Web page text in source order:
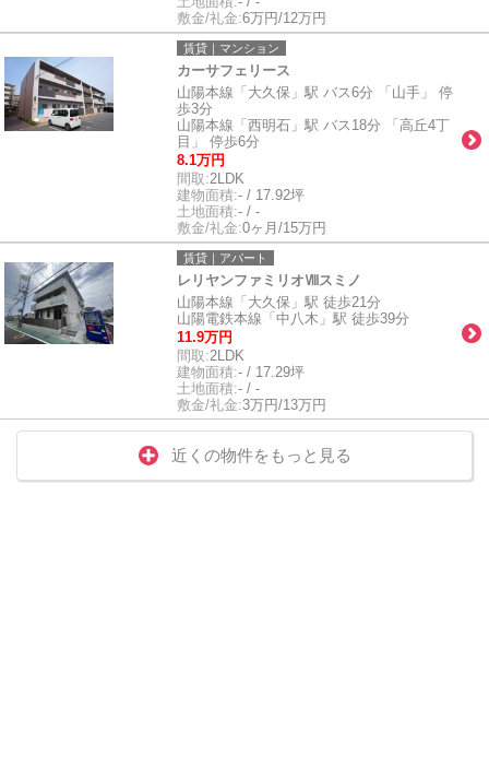
敷金/礼金:6万円/12万円
賃貸｜マンション
カーサフェリース
山陽本線「大久保」駅 バス6分 「山手」 停
歩3分
山陽本線「西明石」駅 バス18分 「高丘4丁
目」 停歩6分
8.1万円
間取:2LDK
建物面積:- / 17.92坪
土地面積:- / -
敷金/礼金:0ヶ月/15万円
賃貸｜アパート
レリヤンファミリオⅧスミノ
山陽本線「大久保」駅 徒歩21分
山陽電鉄本線「中八木」駅 徒歩39分
11.9万円
間取:2LDK
建物面積:- / 17.29坪
土地面積:- / -
敷金/礼金:3万円/13万円
近くの物件をもっと見る